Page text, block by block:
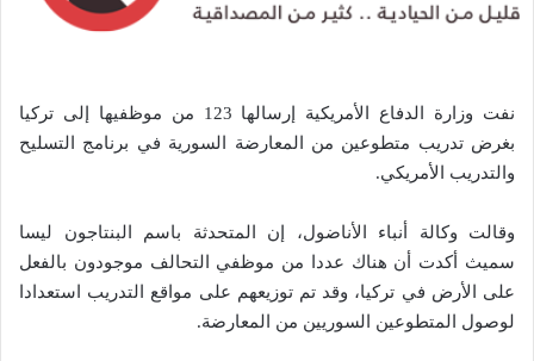
نفت وزارة الدفاع الأمريكية إرسالها 123 من موظفيها إلى تركيا
بغرض تدريب متطوعين من المعارضة السورية في برنامج التسليح
والتدريب الأمريكي.
وقالت وكالة أنباء الأناضول، إن المتحدثة باسم البنتاجون ليسا
سميث أكدت أن هناك عددا من موظفي التحالف موجودون بالفعل
على الأرض في تركيا، وقد تم توزيعهم على مواقع التدريب استعدادا
لوصول المتطوعين السوريين من المعارضة.